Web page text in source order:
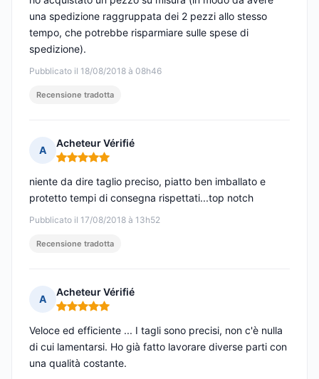
Pubblicato il 18/08/2018 à 08h46
una spedizione raggruppata dei 2 pezzi allo stesso
tempo, che potrebbe risparmiare sulle spese di
spedizione).
Recensione tradotta
A
Acheteur Vérifié
Nota: 5 su 5
Pubblicato il 17/08/2018 à 13h52
niente da dire taglio preciso, piatto ben imballato e
protetto tempi di consegna rispettati...top notch
Recensione tradotta
A
Acheteur Vérifié
Nota: 5 su 5
Veloce ed efficiente ... I tagli sono precisi, non c'è nulla
di cui lamentarsi. Ho già fatto lavorare diverse parti con
una qualità costante.